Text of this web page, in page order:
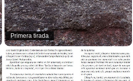
Primera tirada